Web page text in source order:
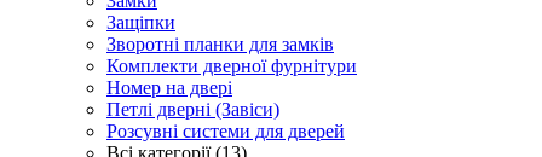
Защіпки
Зворотні планки для замків
Комплекти дверної фурнітури
Номер на двері
Петлі дверні (Завіси)
Розсувні системи для дверей
Всі категорії (13)